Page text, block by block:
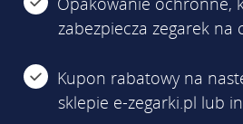
zabezpiecza zegarek na
Kupon rabatowy na
sklepie e-zegarki.pl lub